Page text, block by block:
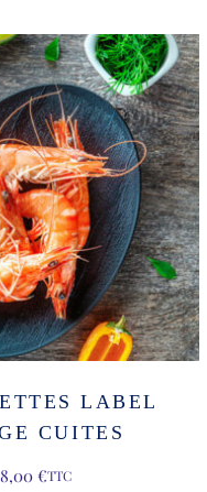
LABEL
CUITES
8,00€TTC